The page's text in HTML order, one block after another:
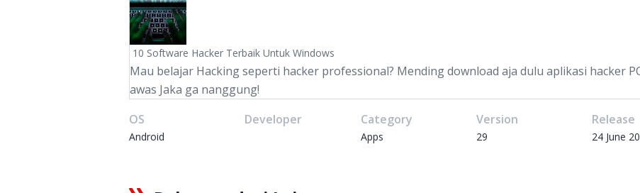
10 Software Hacker Terbaik Untuk Windows
Mau belajar Hacking seperti hacker professional? Mending download aja dulu aplikasi hacker
awas Jaka ga nanggung!
OS
Android
Developer Category
Apps
Version
29
Release
24 June